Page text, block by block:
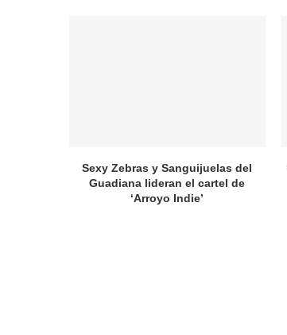
Sexy Zebras y Sanguijuelas del
Guadiana lideran el cartel de
‘Arroyo Indie’